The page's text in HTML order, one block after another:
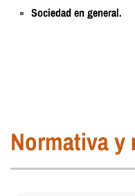
Sociedad en general.
Normativa y